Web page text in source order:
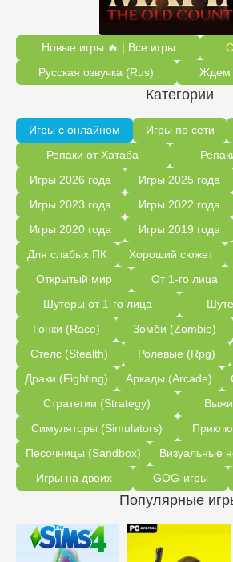
Новые игры 🔥 | Все игры
Русская озвучка (Rus)
Ждем
Категории
Игры с онлайном Игры по сети
Репаки от Хатаба
Игры 2026 года
Игры 2025 года
Игры 2023 года
Игры 2022 года
Игры 2020 года
Игры 2019 года
Для слабых ПК
Хороший сюжет
Открытый мир
От 1-го лица
Шутеры от 1-го лица
Гонки (Race)
Зомби (Zombie)
Стелс (Stealth)
Ролевые (Rpg)
Драки (Fighting)
Аркады (Arcade)
Стратегии (Strategy)
Симуляторы (Simulators)
Песочницы (Sandbox)
Визуальные
Игры на двоих
GOG-игры
Популярные